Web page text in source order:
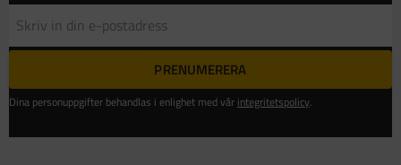
PRENUMERERA
Dina personuppgifter behandlas i enlighet med vår integritetspolicy.